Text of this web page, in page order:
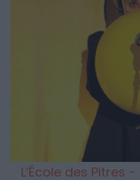
L’École des Pitres